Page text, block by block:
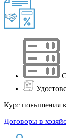
Курс повышения
Договоры в